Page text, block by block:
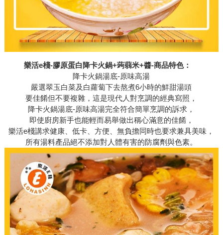
樂活e棧-膠原蛋白降卡火鍋+蒟蒻米+醬-商品特色：
降卡火鍋湯底-原味高湯
嚴選翠玉白菜及白蘿蔔下去熬煮6小時的鮮甜湯頭
要佳餚但不要複雜，這是現代人對烹調的經典寫照，
降卡火鍋湯底-原味高湯完全符合簡單烹調的訴求，
即使廚房新手也能輕而易舉做出稱心滿意的佳餚，
樂活e棧講求健康、低卡、方便、無負擔同時也要求兼具美味，
所有湯料產品絕不添加對人體有害的防腐劑與色素。